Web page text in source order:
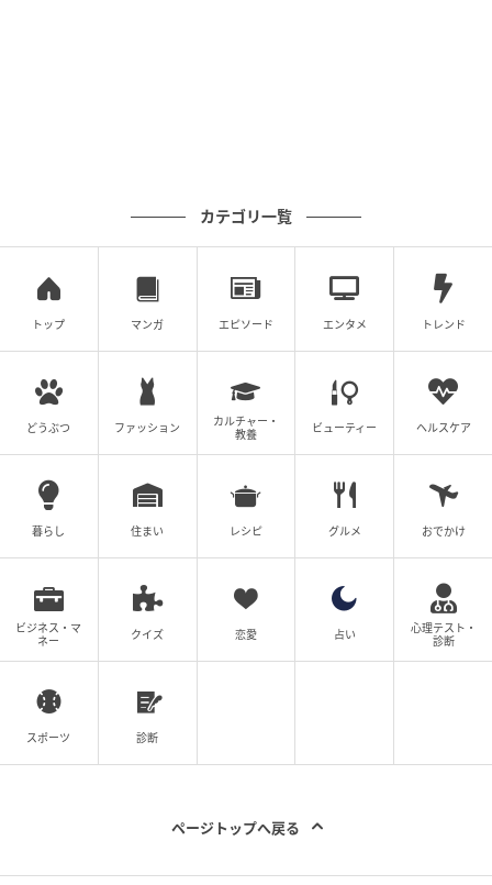
カテゴリ一覧
トップ マンガ エピソード エンタメ トレンド
どうぶつ ファッション
カルチャー・
教養
ビューティー ヘルスケア
暮らし 住まい レシピ グルメ おでかけ
ビジネス・マ
ネー
クイズ 恋愛 占い
心理テスト・
診断
スポーツ 診断
ページトップへ戻る